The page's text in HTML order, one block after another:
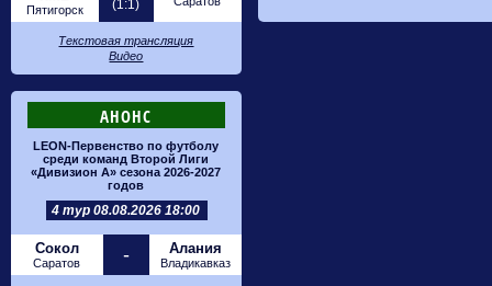
Пятигорск (1:1)
Текстовая трансляция
Видео
АНОНС
LEON-Первенство по футболу
среди команд Второй Лиги
«Дивизион А» сезона 2026-2027
годов
4 тур 08.08.2026 18:00
Сокол
Саратов - Алания
Владикавказ